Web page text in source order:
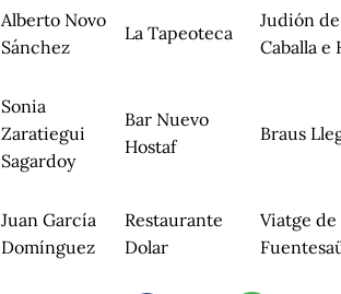
Alberto Novo
Sánchez
La Tapeoteca
Judión
Caballa e
Sonia
Zaratiegui
Sagardoy
Bar Nuevo
Hostaf
Braus
Juan García
Domínguez
Restaurante
Dolar
Viatge de